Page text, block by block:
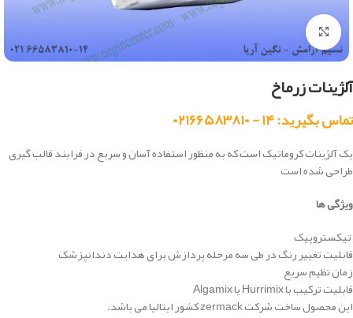
بزرگنمایی تصویر
آلژینات زرماخ
تماس بگیرید: ۱۴ - ۰۲۱۶۶۵۸۳۸۱۰
یک آلژینات کروماتیک است که به منظور استفاده آسان و سریع در فرایند قالب گیری
طراحی شده است
ویژگی ها
تیکستروپیک
قابلیت تغییر رنگ در طی سه مرحله پردازش برای هدایت دندانپزشک
زمان تظیم سریع
قابلیت ترکیب با Hurrimix یا Algamix
این محصول ساخت شرکت zermack کشور ایتالیا می باشد.